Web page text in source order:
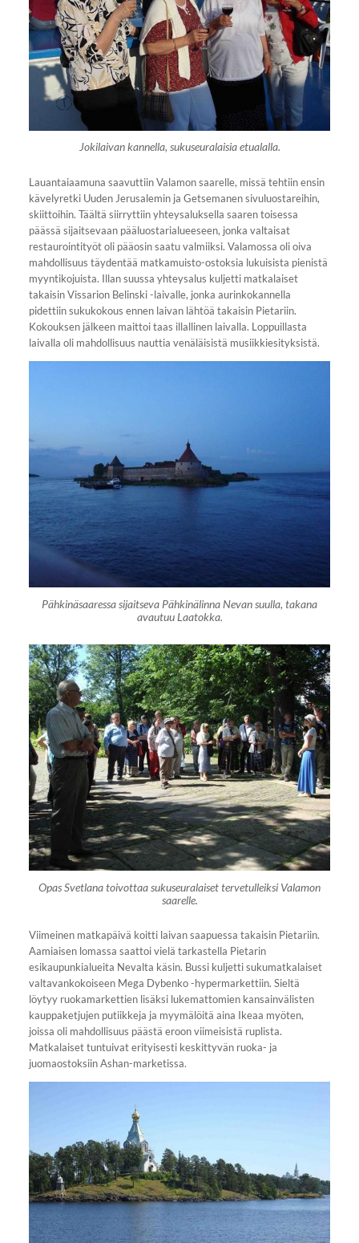
Jokilaivan kannella, sukuseuralaisia etualalla.
Lauantaiaamuna saavuttiin Valamon saarelle, missä tehtiin ensin
kävelyretki Uuden Jerusalemin ja Getsemanen sivuluostareihin,
skiittoihin. Täältä siirryttiin yhteysaluksella saaren toisessa
päässä sijaitsevaan pääluostarialueeseen, jonka valtaisat
restaurointityöt oli pääosin saatu valmiiksi. Valamossa oli oiva
mahdollisuus täydentää matkamuisto-ostoksia lukuisista pienistä
myyntikojuista. Illan suussa yhteysalus kuljetti matkalaiset
takaisin Vissarion Belinski -laivalle, jonka aurinkokannella
pidettiin sukukokous ennen laivan lähtöä takaisin Pietariin.
Kokouksen jälkeen maittoi taas illallinen laivalla. Loppuillasta
laivalla oli mahdollisuus nauttia venäläisistä musiikkiesityksistä.
Pähkinäsaaressa sijaitseva Pähkinälinna Nevan suulla, takana
avautuu Laatokka.
Opas Svetlana toivottaa sukuseuralaiset tervetulleiksi Valamon
saarelle.
Viimeinen matkapäivä koitti laivan saapuessa takaisin Pietariin.
Aamiaisen lomassa saattoi vielä tarkastella Pietarin
esikaupunkialueita Nevalta käsin. Bussi kuljetti sukumatkalaiset
valtavankokoiseen Mega Dybenko -hypermarkettiin. Sieltä
löytyy ruokamarkettien lisäksi lukemattomien kansainvälisten
kauppaketjujen putiikkeja ja myymälöitä aina Ikeaa myöten,
joissa oli mahdollisuus päästä eroon viimeisistä ruplista.
Matkalaiset tuntuivat erityisesti keskittyvän ruoka- ja
juomaostoksiin Ashan-marketissa.